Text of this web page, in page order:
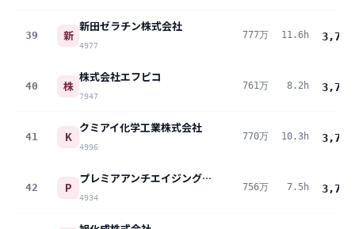
39 新
新田ゼラチン株式会社
4977
777万 11.6h 3,772
40 株
株式会社エフピコ
7947
761万 8.2h 3,771
41 K
クミアイ化学工業株式会社
4996
770万 10.3h 3,769
42 P
プレミアアンチエイジング株式会社
4934
756万 7.5h 3,761